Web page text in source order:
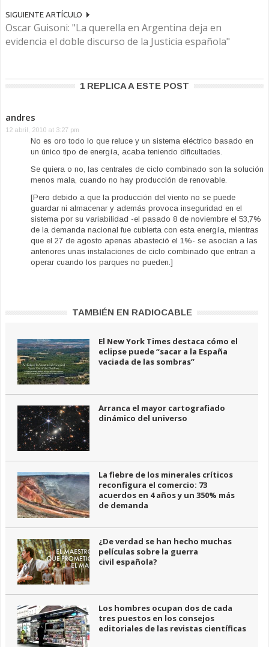
SIGUIENTE ARTÍCULO
Oscar Guisoni: "La querella en Argentina deja en
evidencia el doble discurso de la Justicia española"
1 REPLICA A ESTE POST
andres
12 abril, 2010 at 3:27 pm
No es oro todo lo que reluce y un sistema eléctrico basado en
un único tipo de energía, acaba teniendo dificultades.
Se quiera o no, las centrales de ciclo combinado son la solución
menos mala, cuando no hay producción de renovable.
[Pero debido a que la producción del viento no se puede
guardar ni almacenar y además provoca inseguridad en el
sistema por su variabilidad -el pasado 8 de noviembre el 53,7%
de la demanda nacional fue cubierta con esta energía, mientras
que el 27 de agosto apenas abasteció el 1%- se asocian a las
anteriores unas instalaciones de ciclo combinado que entran a
operar cuando los parques no pueden.]
TAMBIÉN EN RADIOCABLE
El New York Times destaca cómo el
eclipse puede “sacar a la España
vaciada de las sombras”
Arranca el mayor cartografiado
dinámico del universo
La fiebre de los minerales críticos
reconfigura el comercio: 73
acuerdos en 4 años y un 350% más
de demanda
¿De verdad se han hecho muchas
películas sobre la guerra
civil española?
Los hombres ocupan dos de cada
tres puestos en los consejos
editoriales de las revistas científicas